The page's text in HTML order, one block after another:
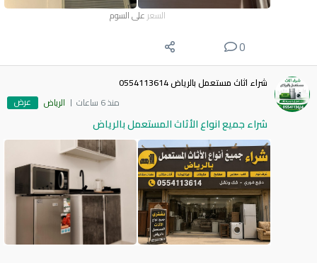
السعر على السوم
0
شراء اثاث مستعمل بالرياض 0554113614
منذ 6 ساعات
الرياض عرض
شراء جميع انواع الأثاث المستعمل بالرياض